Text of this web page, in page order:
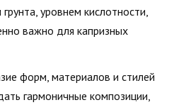
уровнем кислотности,
важно для капризных
форм, материалов и стилей
гармоничные композиции,